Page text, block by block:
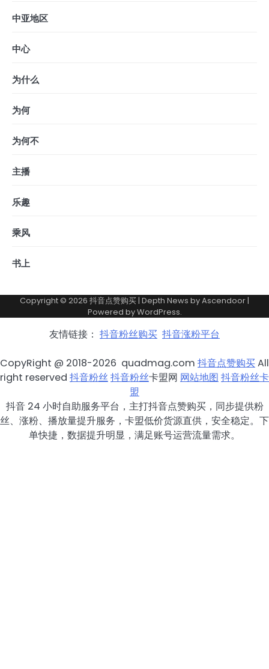
中亚地区
中心
为什么
为何
为何不
主播
乐趣
乘风
书上
Copyright © 2026 抖音点赞购买| Depth News byAscendoor|
Powered byWordPress.
友情链接： 抖音粉丝购买 抖音涨粉平台
CopyRight @ 2018-2026 quadmag.com 抖音点赞购买All
right reserved 抖音粉丝抖音粉丝卡盟网 网站地图 抖音粉丝卡
盟
抖音 24 小时自助服务平台，主打抖音点赞购买，同步提供粉
丝、涨粉、播放量提升服务，卡盟低价货源直供，安全稳定。下
单快捷，数据提升明显，满足账号运营流量需求。